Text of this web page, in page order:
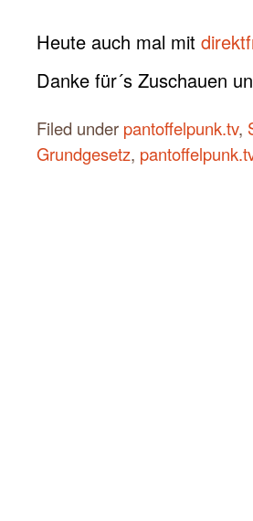
Heute auch mal mit
Danke für´s Zuschauen
Filed under pantoffelpunk.tv,
Grundgesetz,